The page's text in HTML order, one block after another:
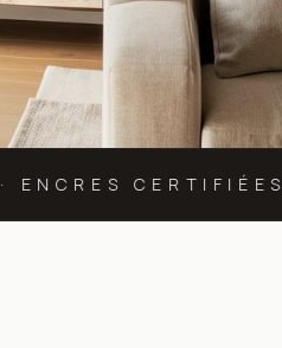
· ENCRES CERTIFIÉES